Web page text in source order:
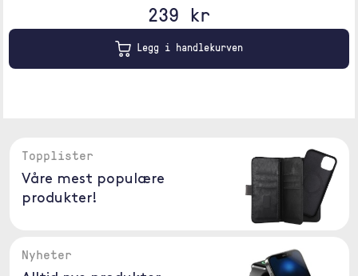
239 kr
Legg i handlekurven
Topplister
Våre mest populære
produkter!
Nyheter